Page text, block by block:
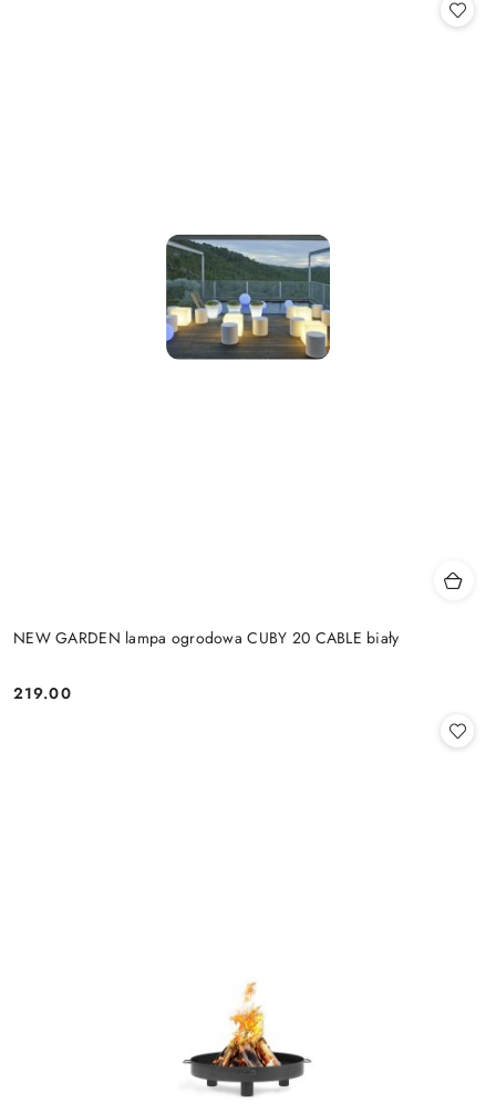
NEW GARDEN lampa ogrodowa CUBY 20 CABLE biały
Cena:
219.00